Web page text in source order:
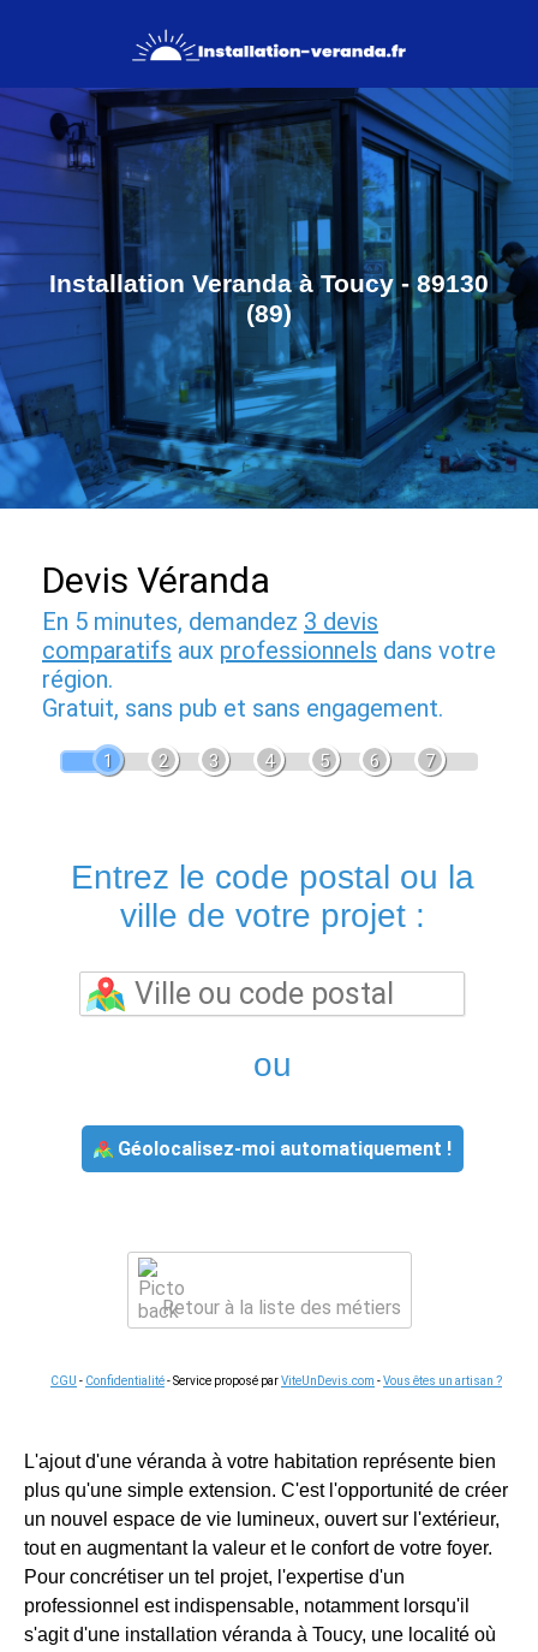
Installation Veranda à Toucy - 89130
(89)
Devis Véranda
En 5 minutes, demandez 3 devis
comparatifs aux professionnels dans votre
région.
Gratuit, sans pub et sans engagement.
1 2 3 4 5 6 7
Entrez le code postal ou la
ville de votre projet :
ou
Géolocalisez-moi automatiquement !
Retour à la liste des métiers
CGU - Confidentialité- Service proposé parViteUnDevis.com -Vous êtes un artisan ?
L'ajout d'une véranda à votre habitation représente bien
plus qu'une simple extension. C'est l'opportunité de créer
un nouvel espace de vie lumineux, ouvert sur l'extérieur,
tout en augmentant la valeur et le confort de votre foyer.
Pour concrétiser un tel projet, l'expertise d'un
professionnel est indispensable, notamment lorsqu'il
s'agit d'une installation véranda à Toucy, une localité où